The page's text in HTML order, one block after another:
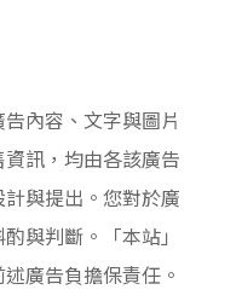
內容、文字與圖片
訊，均由各該廣告
與提出。您對於廣
與判斷。「本站」
廣告負擔保責任。